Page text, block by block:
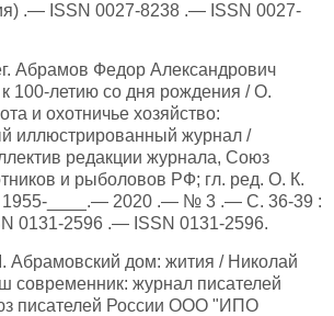
.— ISSN 0027-8238 .— ISSN 0027-
Абрамов Федор Александрович
100-летию со дня рождения / О.
и охотничье хозяйство:
иллюстрированный журнал /
редакции журнала, Союз
и рыболовов РФ; гл. ред. О. К.
1955-____.— 2020 .— № 3 .— С. 36-39 :
0131-2596 .— ISSN 0131-2596.
Абрамовский дом: жития / Николай
современник: журнал писателей
писателей России ООО "ИПО